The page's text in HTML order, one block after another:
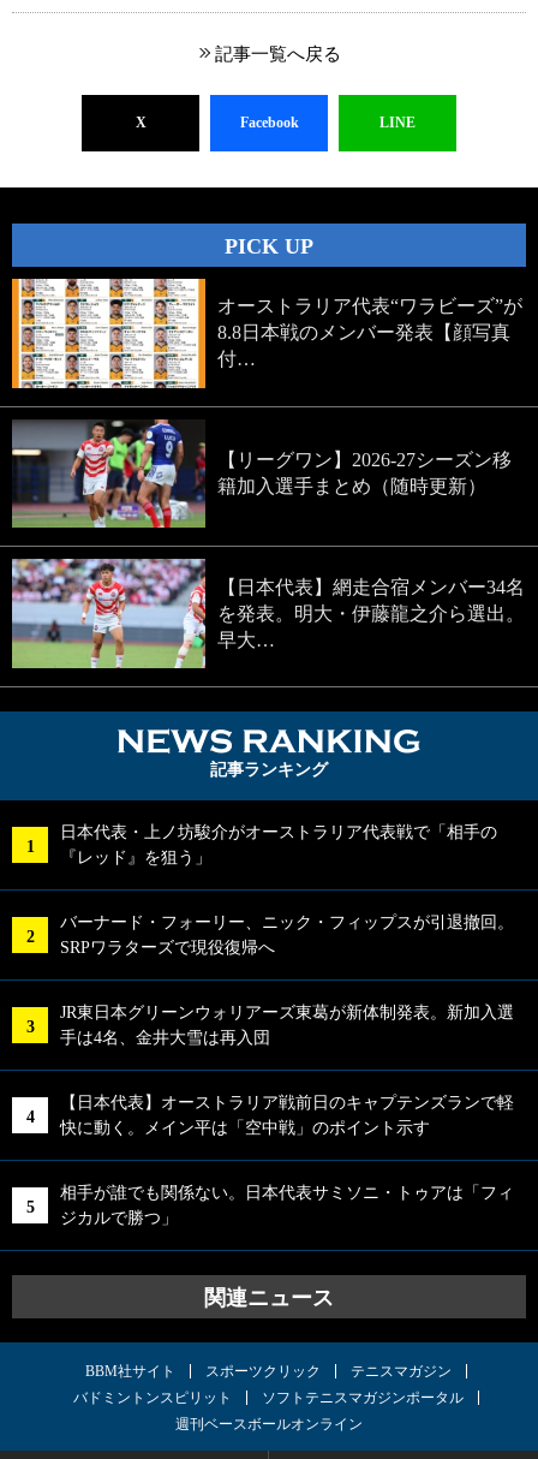
記事一覧へ戻る
X Facebook LINE
PICK UP
オーストラリア代表“ワラビーズ”が
8.8日本戦のメンバー発表【顔写真
付…
【リーグワン】2026-27シーズン移
籍加入選手まとめ（随時更新）
【日本代表】網走合宿メンバー34名
を発表。明大・伊藤龍之介ら選出。
早大…
記事ランキング
日本代表・上ノ坊駿介がオーストラリア代表戦で「相手の
『レッド』を狙う」
バーナード・フォーリー、ニック・フィップスが引退撤回。
SRPワラターズで現役復帰へ
JR東日本グリーンウォリアーズ東葛が新体制発表。新加入選
手は4名、金井大雪は再入団
【日本代表】オーストラリア戦前日のキャプテンズランで軽
快に動く。メイン平は「空中戦」のポイント示す
相手が誰でも関係ない。日本代表サミソニ・トゥアは「フィ
ジカルで勝つ」
関連ニュース
BBM社サイト スポーツクリック
テニスマガジン
バドミントンスピリット
ソフトテニスマガジンポータル
週刊ベースボールオンライン